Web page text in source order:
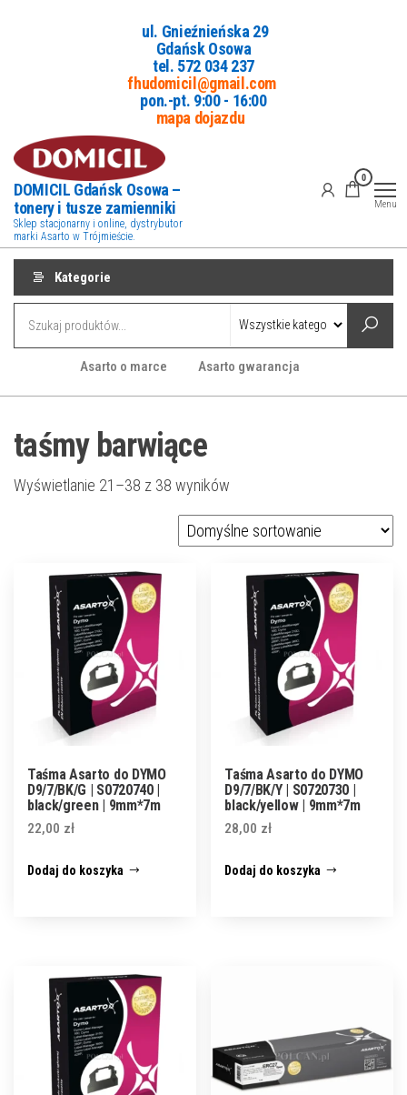
ul. Gnieźnieńska 29
Gdańsk Osowa
tel. 572 034 237
fhudomicil@gmail.com
pon.-pt. 9:00 - 16:00
mapa dojazdu
DOMICIL Gdańsk Osowa –
tonery i tusze zamienniki
Sklep stacjonarny i online, dystrybutor
marki Asarto w Trójmieście.
0
Menu
Kategorie
Asarto o marce Asarto gwarancja
taśmy barwiące
Wyświetlanie 21–38 z 38 wyników
Taśma Asarto do DYMO
D9/7/BK/G | S0720740 |
black/green | 9mm*7m
22,00 zł
Dodaj do koszyka
Taśma Asarto do DYMO
D9/7/BK/Y | S0720730 |
black/yellow | 9mm*7m
28,00 zł
Dodaj do koszyka